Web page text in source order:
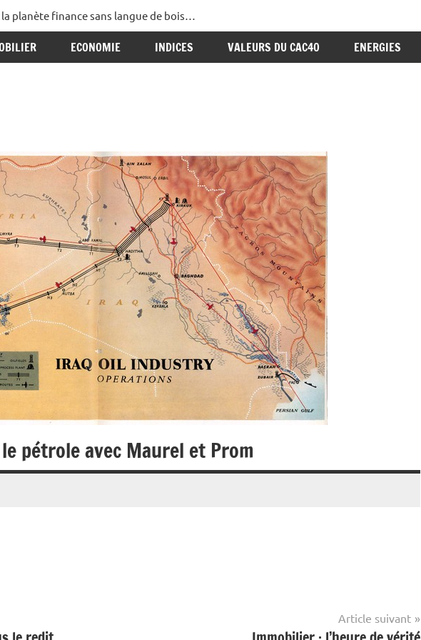
planète finance sans langue de bois…
ECONOMIE INDICES VALEURS DU CAC40 ENERGIES
pétrole avec Maurel et Prom
Article suivant